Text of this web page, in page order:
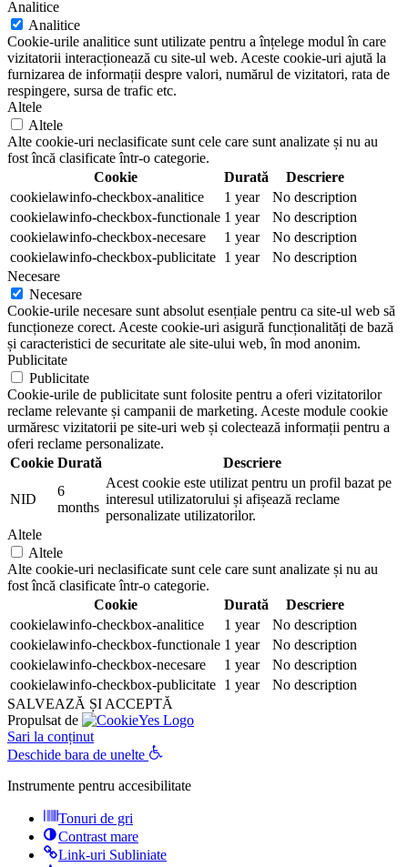
Analitice
Analitice
Cookie-urile analitice sunt utilizate pentru a înțelege modul în care
vizitatorii interacționează cu site-ul web. Aceste cookie-uri ajută la
furnizarea de informații despre valori, numărul de vizitatori, rata de
respingere, sursa de trafic etc.
Altele
Altele
Alte cookie-uri neclasificate sunt cele care sunt analizate și nu au
fost încă clasificate într-o categorie.
Cookie
Durată
Descriere
cookielawinfo-checkbox-analitice
1 year
No description
cookielawinfo-checkbox-functionale 1 year
No description
cookielawinfo-checkbox-necesare
1 year
No description
cookielawinfo-checkbox-publicitate 1 year
No description
Necesare
Necesare
Cookie-urile necesare sunt absolut esențiale pentru ca site-ul web să
funcționeze corect. Aceste cookie-uri asigură funcționalități de bază
și caracteristici de securitate ale site-ului web, în mod anonim.
Publicitate
Publicitate
Cookie-urile de publicitate sunt folosite pentru a oferi vizitatorilor
reclame relevante și campanii de marketing. Aceste module cookie
urmăresc vizitatorii pe site-uri web și colectează informații pentru a
oferi reclame personalizate.
Cookie Durată Descriere
NID
6
months
Acest cookie este utilizat pentru un profil bazat pe
interesul utilizatorului și afișează reclame
personalizate utilizatorilor.
Altele
Altele
Alte cookie-uri neclasificate sunt cele care sunt analizate și nu au
fost încă clasificate într-o categorie.
Cookie
Durată
Descriere
cookielawinfo-checkbox-analitice
1 year
No description
cookielawinfo-checkbox-functionale 1 year
No description
cookielawinfo-checkbox-necesare
1 year
No description
cookielawinfo-checkbox-publicitate 1 year
No description
SALVEAZĂ ȘI ACCEPTĂ
Propulsat de
Sari la conținut
Deschide bara de unelte
Instrumente pentru accesibilitate
Tonuri de gri
Contrast mare
Link-uri Subliniate